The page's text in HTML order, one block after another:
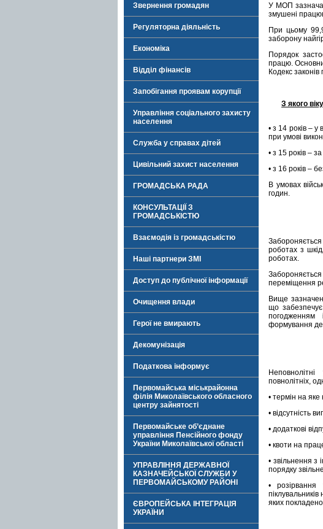
Звернення громадян
Регуляторна діяльність
Економіка
Відділ фінансів
Запобігання проявам корупції
Управління соціального захисту
населення
Служба у справах дітей
Цивільний захист населення
ГРОМАДСЬКА РАДА
КОНСУЛЬТАЦІЇ З
ГРОМАДСЬКІСТЮ
Взаємодія із громадськістю
Наші партнери ЗМІ
Доступ до публічної інформації
Очищення влади
Герої не вмирають
Декомунізація
Податкова інформує
Первомайська міськрайонна
філія Миколаївського обласного
центру зайнятості
Первомайське об’єднане
управління Пенсійного фонду
України Миколаївської області
УПРАВЛІННЯ ДЕРЖАВНОЇ
КАЗНАЧЕЙСЬКОЇ СЛУЖБИ У
ПЕРВОМАЙСЬКОМУ РАЙОНІ
ЄВРОПЕЙСЬКА ІНТЕГРАЦІЯ
УКРАЇНИ
У МОП
змушені
При цьому
заборону
Порядок
працю.
Кодекс
З якого
• з 14 років – у
при умові
• з 15 років –
• з 16 років –
В умовах
годин.
роботах з
роботах.
переміщення
Вище
що
погодженням
формування
повнолітніх,
• термін на
• відсутність
• додаткові
• квоти на
• звільнення з
порядку
• розірвання
яких